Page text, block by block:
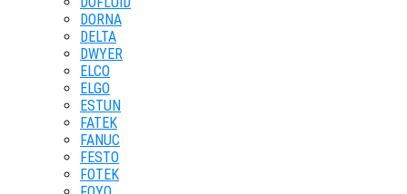
DORNA
DELTA
DWYER
ELCO
ELGO
ESTUN
FATEK
FANUC
FESTO
FOTEK